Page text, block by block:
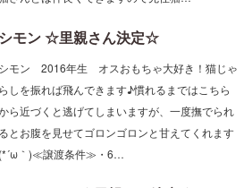
シモン 2016年生 オスおもちゃ大好き！猫じゃ
らしを振れば飛んできます♪慣れるまではこちら
から近づくと逃げてしまいますが、一度撫でられ
とお腹を見せてゴロンゴロンと甘えてくれます
(*´ω｀)≪譲渡条件≫・6…